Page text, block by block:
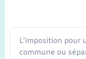
L'imposition pour
commune ou